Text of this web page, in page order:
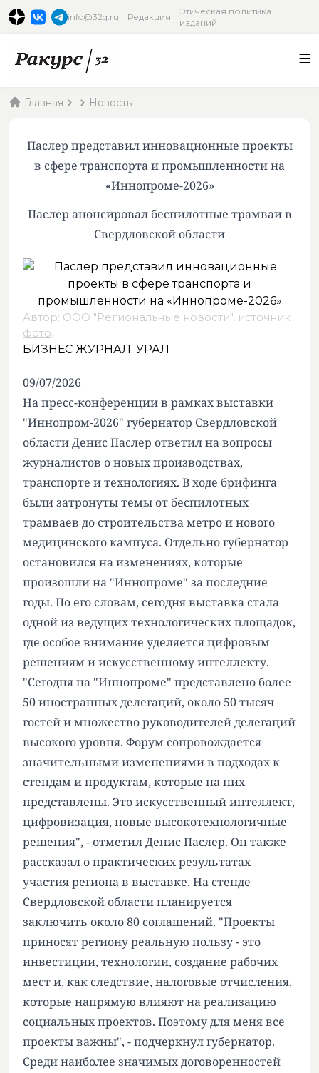
info@32q.ru Редакция
Этическая политика
изданий
Главная Новость
Паслер представил инновационные проекты
в сфере транспорта и промышленности на
«Иннопроме-2026»
Паслер анонсировал беспилотные трамваи в
Свердловской области
Автор: ООО "Региональные новости", источник
фото.
БИЗНЕС ЖУРНАЛ. УРАЛ
09/07/2026
На пресс-конференции в рамках выставки
"Иннопром-2026" губернатор Свердловской
области Денис Паслер ответил на вопросы
журналистов о новых производствах,
транспорте и технологиях. В ходе брифинга
были затронуты темы от беспилотных
трамваев до строительства метро и нового
медицинского кампуса. Отдельно губернатор
остановился на изменениях, которые
произошли на "Иннопроме" за последние
годы. По его словам, сегодня выставка стала
одной из ведущих технологических площадок,
где особое внимание уделяется цифровым
решениям и искусственному интеллекту.
"Сегодня на "Иннопроме" представлено более
50 иностранных делегаций, около 50 тысяч
гостей и множество руководителей делегаций
высокого уровня. Форум сопровождается
значительными изменениями в подходах к
стендам и продуктам, которые на них
представлены. Это искусственный интеллект,
цифровизация, новые высокотехнологичные
решения", - отметил Денис Паслер. Он также
рассказал о практических результатах
участия региона в выставке. На стенде
Свердловской области планируется
заключить около 80 соглашений. "Проекты
приносят региону реальную пользу - это
инвестиции, технологии, создание рабочих
мест и, как следствие, налоговые отчисления,
которые напрямую влияют на реализацию
социальных проектов. Поэтому для меня все
проекты важны", - подчеркнул губернатор.
Среди наиболее значимых договоренностей